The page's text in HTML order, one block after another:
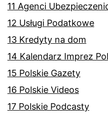
11 Agenci
12 Usługi Podatkowe
13 Kredyty na dom
14 Kalendarz Imprez
15 Polskie Gazety
16 Polskie Videos
17 Polskie Podcasty